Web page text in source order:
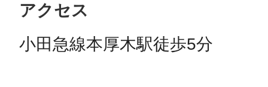
アクセス
小田急線本厚木駅徒歩5分